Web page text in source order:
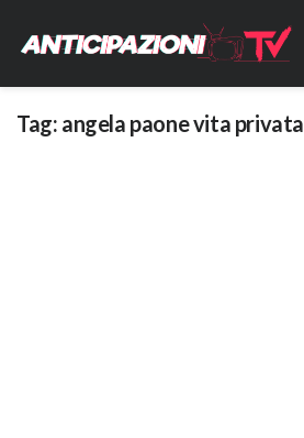
Tag: angela paone vita privata